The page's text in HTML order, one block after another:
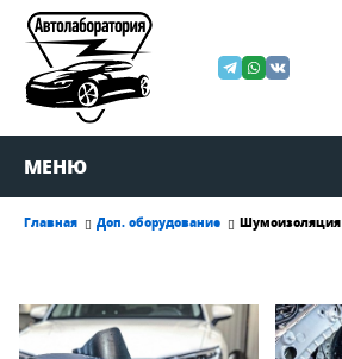
МЕНЮ
Главная Доп. оборудование Шумоизоляция